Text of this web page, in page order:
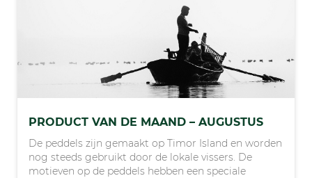
PRODUCT VAN DE MAAND – AUGUSTUS
De peddels zijn gemaakt op Timor Island en worden
nog steeds gebruikt door de lokale vissers. De
motieven op de peddels hebben een speciale